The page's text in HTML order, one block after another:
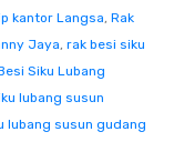
kantor Langsa, Rak
Jaya, rak besi siku
Siku Lubang
lubang susun
lubang susun gudang